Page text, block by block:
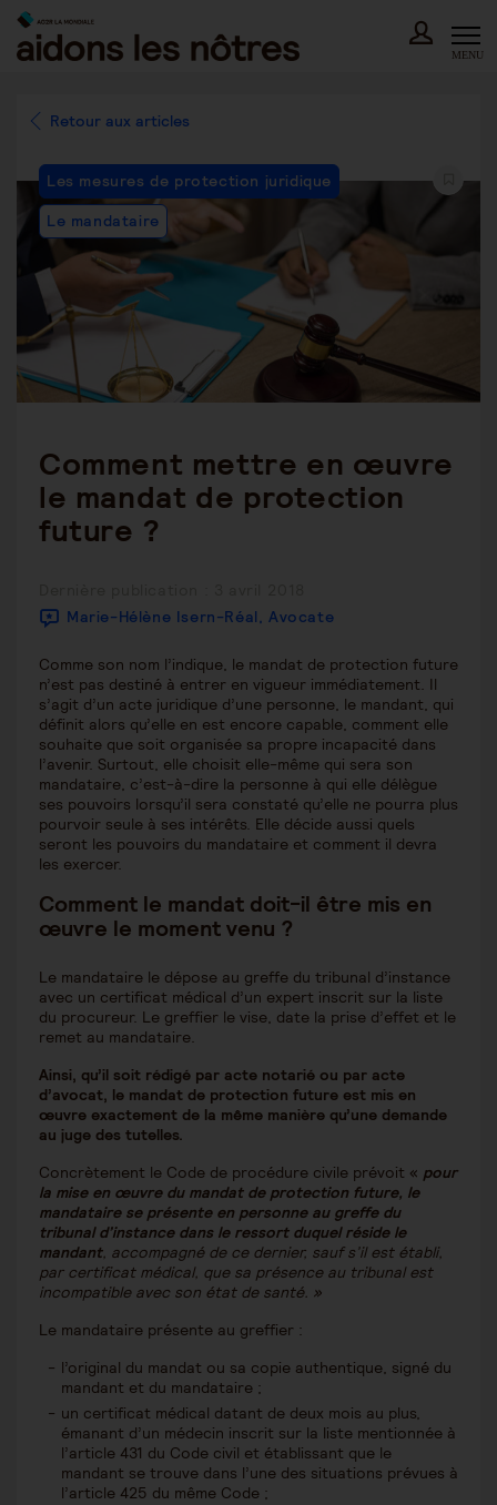
Skip
content
MENU
Retour aux articles
Comment mettre en œuvre
le mandat de protection
future ?
publiée :
Marie-Hélène Isern-Réal, Avocate
Les mesures de protection juridique
Le mandataire
Comme son nom l’indique, le mandat de protection future
n’est pas destiné à entrer en vigueur immédiatement. Il
s’agit d’un acte juridique d’une personne, le mandant, qui
définit alors qu’elle en est encore capable, comment elle
souhaite que soit organisée sa propre incapacité dans
l’avenir. Surtout, elle choisit elle-même qui sera son
mandataire, c’est-à-dire la personne à qui elle délègue
ses pouvoirs lorsqu’il sera constaté qu’elle ne pourra plus
pourvoir seule à ses intérêts. Elle décide aussi quels
seront les pouvoirs du mandataire et comment il devra
les exercer.
Comment le mandat doit-il être mis en
œuvre le moment venu ?
Le mandataire le dépose au greffe du tribunal d’instance
avec un certificat médical d’un expert inscrit sur la liste
du procureur. Le greffier le vise, date la prise d’effet et le
remet au mandataire.
Ainsi, qu’il soit rédigé par acte notarié ou par acte
d’avocat, le mandat de protection future est mis en
œuvre exactement de la même manière qu’une demande
au juge des tutelles.
Concrètement le Code de procédure civile prévoit « pour
la mise en œuvre du mandat de protection future, le
mandataire se présente en personne au greffe du
tribunal d’instance dans le ressort duquel réside le
mandant, accompagné de ce dernier, sauf s’il est établi,
par certificat médical, que sa présence au tribunal est
incompatible avec son état de santé. »
Le mandataire présente au greffier :
l’original du mandat ou sa copie authentique, signé du
mandant et du mandataire ;
un certificat médical datant de deux mois au plus,
émanant d’un médecin inscrit sur la liste mentionnée à
l’article 431 du Code civil et établissant que le
mandant se trouve dans l’une des situations prévues à
l’article 425 du même Code ;